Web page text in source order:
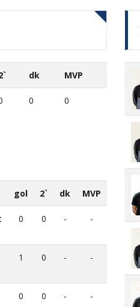
dk MVP
0 0
gol 2` dk MVP
0 0 - -
1 0 - -
0 0 - -